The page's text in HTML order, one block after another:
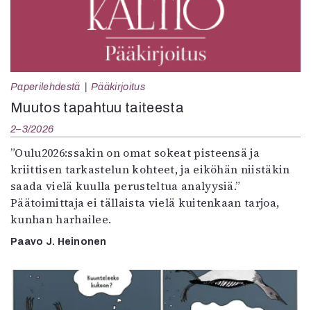
Paperilehdestä Pääkirjoitus
Muutos tapahtuu taiteesta
2–3/2026
”Oulu2026:ssakin on omat sokeat pisteensä ja
kriittisen tarkastelun kohteet, ja eiköhän niistäkin
saada vielä kuulla perusteltua analyysiä.”
Päätoimittaja ei tällaista vielä kuitenkaan tarjoa,
kunhan harhailee.
Paavo J. Heinonen